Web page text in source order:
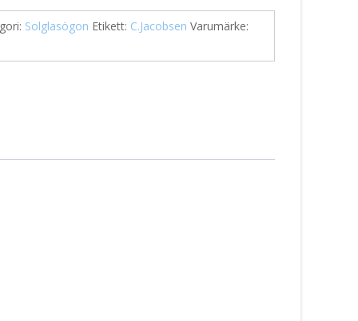
Solglasögon Etikett: C.Jacobsen Varumärke: